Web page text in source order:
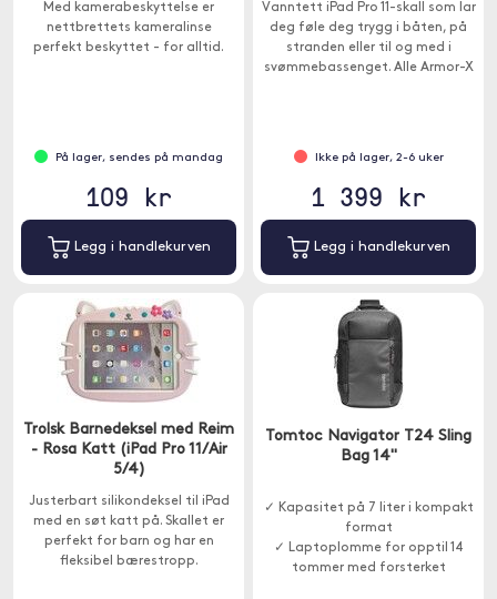
Med kamerabeskyttelse er
nettbrettets kameralinse
perfekt beskyttet - for alltid.
På lager, sendes på mandag
109 kr
Legg i handlekurven
Vanntett iPad Pro 11-skall som lar
deg føle deg trygg i båten, på
stranden eller til og med i
svømmebassenget. Alle Armor-X
Ikke på lager, 2-6 uker
1 399 kr
Legg i handlekurven
Trolsk Barnedeksel med Reim
- Rosa Katt (iPad Pro 11/Air
5/4)
Justerbart silikondeksel til iPad
med en søt katt på. Skallet er
perfekt for barn og har en
fleksibel bærestropp.
Tomtoc Navigator T24 Sling
Bag 14"
✓ Kapasitet på 7 liter i kompakt
format
✓ Laptoplomme for opptil 14
tommer med forsterket